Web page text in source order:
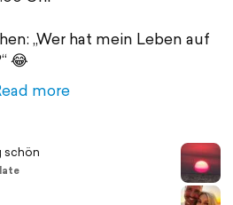
„Wer hat mein Leben auf
😂
more
schön